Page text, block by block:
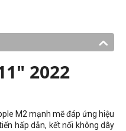
2022
M2 mạnh mẽ đáp ứng hiệu
hấp dẫn, kết nối không dây